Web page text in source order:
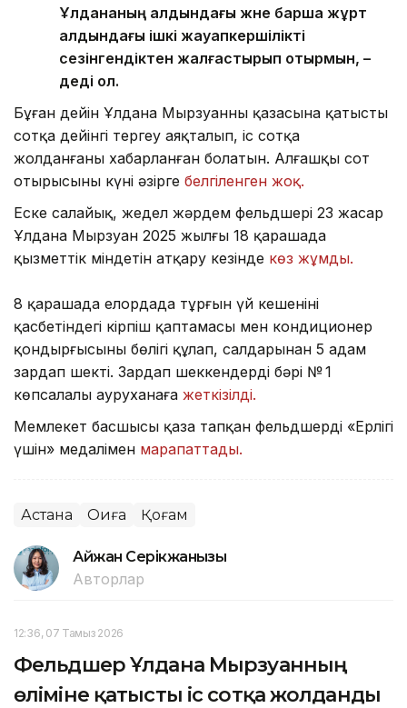
Ұлдананың алдындағы және барша жұрт
алдындағы ішкі жауапкершілікті
сезінгендіктен жалғастырып отырмын, –
деді ол.
Бұған дейін Ұлдана Мырзуанның қазасына қатысты
сотқа дейінгі тергеу аяқталып, іс сотқа
жолданғаны хабарланған болатын. Алғашқы сот
отырысының күні әзірге белгіленген жоқ.
Еске салайық, жедел жәрдем фельдшері 23 жасар
Ұлдана Мырзуан 2025 жылғы 18 қарашада
қызметтік міндетін атқару кезінде көз жұмды.
8 қарашада елордада тұрғын үй кешенінің
қасбетіндегі кірпіш қаптамасы мен кондиционер
қондырғысының бөлігі құлап, салдарынан 5 адам
зардап шекті. Зардап шеккендердің бәрі № 1
көпсалалы ауруханаға жеткізілді.
Мемлекет басшысы қаза тапқан фельдшерді «Ерлігі
үшін» медалімен марапаттады.
Астана Оқиға Қоғам
Айжан Серікжанқызы
Авторлар
12:36, 07 Тамыз 2026
Фельдшер Ұлдана Мырзуанның
өліміне қатысты іс сотқа жолданды